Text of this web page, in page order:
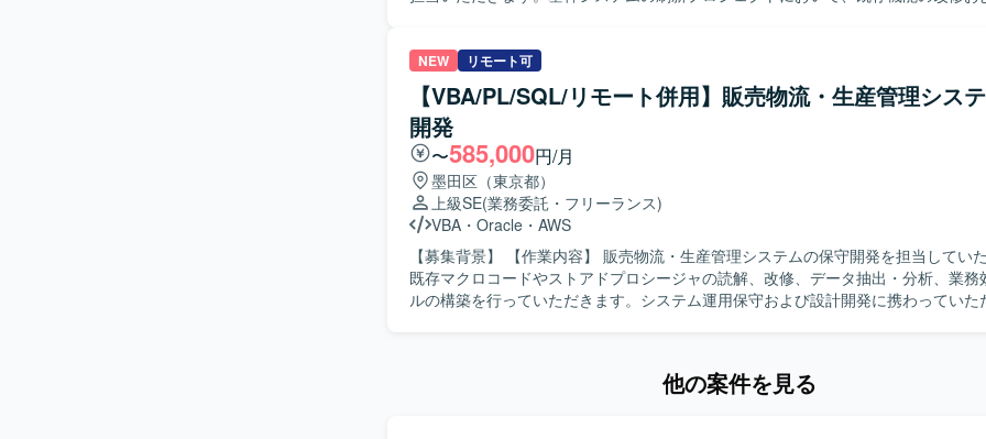
像】 コミュニケーションが円滑に取れる方を求めております。問題意識を持ち、
に取り組める方にマッチするポジションです。 【ポジションの魅力】 基幹システム刷新に関わ
るため、既存システムの保守・運用のみならず、改修や結合テストなどを通じて上
まで一連の開発プロセスに携わることができます。VB.netおよびOracleDBを中心
ステム開発の経験を深めることができます。 【開発環境】 VB.netおよびOracleDBを中心とし
た基幹システム開発・保守環境となります。
NEW リモート可
【VBA/PL/SQL/リモート併用】販売物流・生産管理シス
開発
〜585,000円/月
墨田区（東京都）
上級SE(業務委託・フリーランス)
VBA ・ Oracle ・ AWS
【募集背景】 【作業内容】 販売物流・生産管理システムの保守開発を担当していただきます。
既存マクロコードやストアドプロシージャの読解、改修、データ抽出・分析、業務
ルの構築を行っていただきます。システム運用保守および設計開発に携わっていた
他の案件を見る